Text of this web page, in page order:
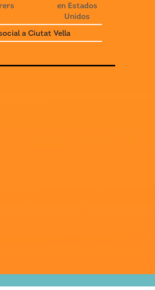
en Estados
Unidos
a Ciutat Vella